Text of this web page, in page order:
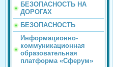
БЕЗОПАСНОСТЬ НА
ДОРОГАХ
БЕЗОПАСНОСТЬ
Информационно-
коммуникационная
образовательная
платформа «Сферум»